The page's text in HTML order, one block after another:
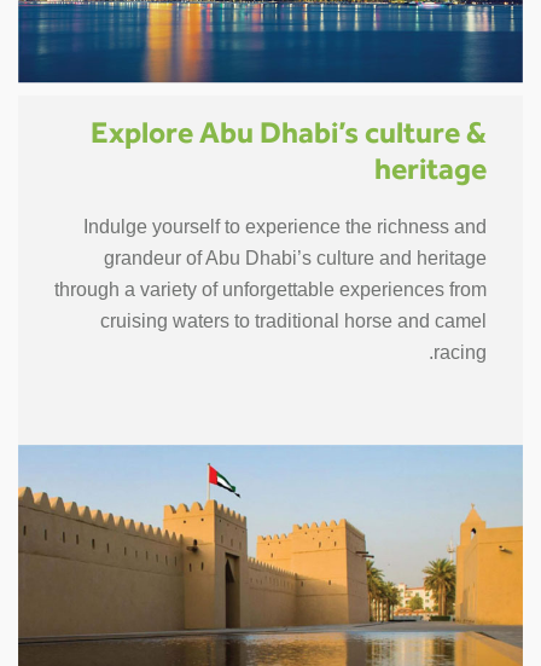
Explore Abu Dhabi’s culture &
heritage
Indulge yourself to experience the richness and
grandeur of Abu Dhabi’s culture and heritage
through a variety of unforgettable experiences from
cruising waters to traditional horse and camel
racing.